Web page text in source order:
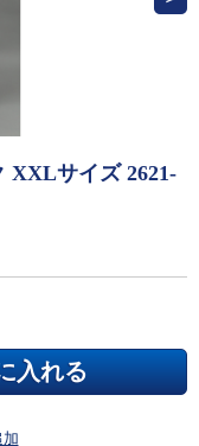
XXLサイズ 2621-
加